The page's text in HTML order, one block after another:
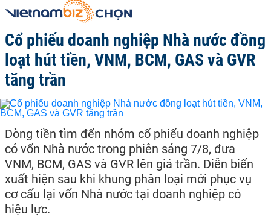
Cổ phiếu doanh nghiệp Nhà nước đồng
loạt hút tiền, VNM, BCM, GAS và GVR
tăng trần
Dòng tiền tìm đến nhóm cổ phiếu doanh nghiệp
có vốn Nhà nước trong phiên sáng 7/8, đưa
VNM, BCM, GAS và GVR lên giá trần. Diễn biến
xuất hiện sau khi khung phân loại mới phục vụ
cơ cấu lại vốn Nhà nước tại doanh nghiệp có
hiệu lực.